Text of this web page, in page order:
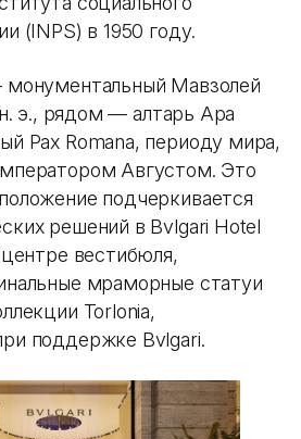
(INPS) в 1950 году.
Мавзолей
э., рядом — алтарь Ара
Pax Romana, периоду мира,
Августом. Это
подчеркивается
решений в Bvlgari Hotel
вестибюля,
мраморные статуи
Torlonia,
поддержке Bvlgari.